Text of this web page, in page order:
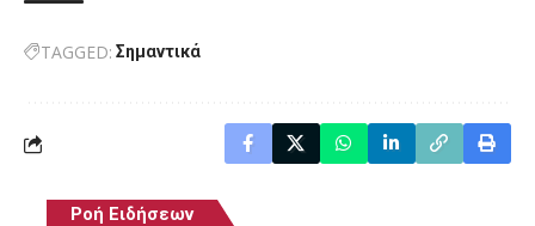
TAGGED: Σημαντικά
Ροή Ειδήσεων